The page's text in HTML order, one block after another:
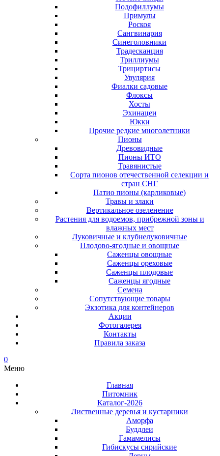
Подофиллумы
Примулы
Роскоя
Сангвинария
Синеголовники
Традесканция
Триллиумы
Трициртисы
Увулярия
Фиалки садовые
Флоксы
Хосты
Эхинацеи
Юкки
Прочие редкие многолетники
Пионы
Древовидные
Пионы ИТО
Травянистые
Сорта пионов отечественной селекции и
стран СНГ
Патио пионы (карликовые)
Травы и злаки
Вертикальное озеленение
Растения для водоемов, прибрежной зоны и
влажных мест
Луковичные и клубнелуковичные
Плодово-ягодные и овощные
Саженцы овощные
Саженцы ореховые
Саженцы плодовые
Саженцы ягодные
Семена
Сопутствующие товары
Экзотика для контейнеров
Акции
Фотогалерея
Контакты
Правила заказа
0
Меню
Главная
Питомник
Каталог-2026
Лиственные деревья и кустарники
Аморфа
Буддлеи
Гамамелисы
Гибискусы сирийские